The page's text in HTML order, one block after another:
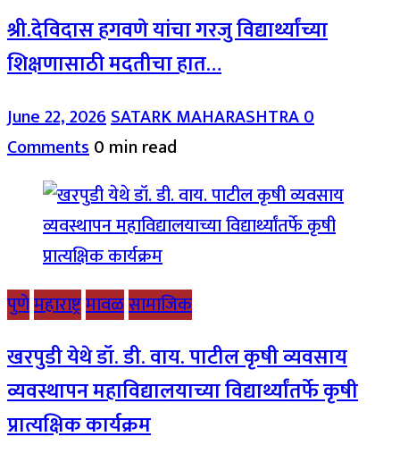
श्री.देविदास हगवणे यांचा गरजु विद्यार्थ्यांच्या
शिक्षणासाठी मदतीचा हात…
June 22, 2026SATARK MAHARASHTRA0
Comments0 min read
पुणेमहाराष्ट्रमावळसामाजिक
खरपुडी येथे डॉ. डी. वाय. पाटील कृषी व्यवसाय
व्यवस्थापन महाविद्यालयाच्या विद्यार्थ्यांतर्फे कृषी
प्रात्यक्षिक कार्यक्रम